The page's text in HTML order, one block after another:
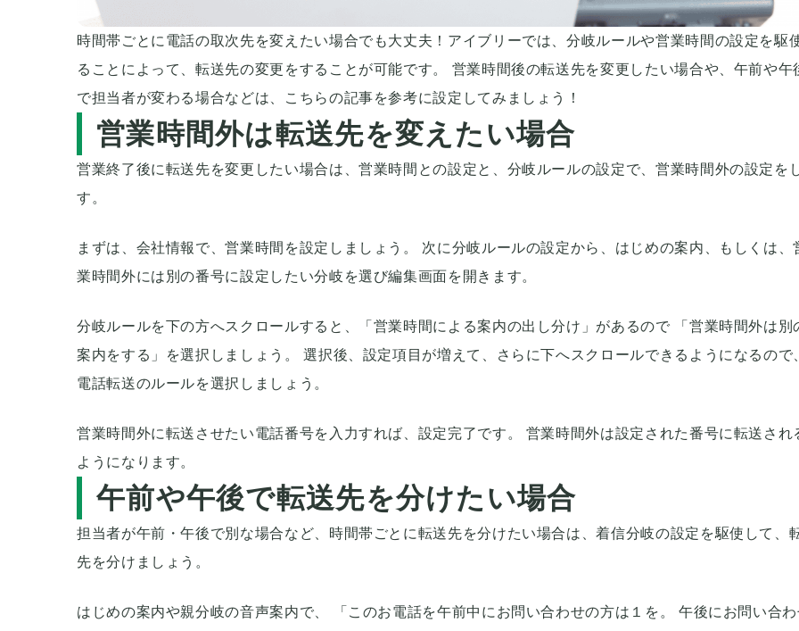
時間帯ごとに電話の取次先を変えたい場合でも大丈夫！アイブリーでは、分岐ルールや営業時間の設定を駆
ることによって、転送先の変更をすることが可能です。 営業時間後の転送先を変更したい場合や、午前や午
で担当者が変わる場合などは、こちらの記事を参考に設定してみましょう！
営業時間外は転送先を変えたい場合
営業終了後に転送先を変更したい場合は、営業時間との設定と、分岐ルールの設定で、営業時間外の設定を
す。
まずは、会社情報で、営業時間を設定しましょう。 次に分岐ルールの設定から、はじめの案内、もしくは、
業時間外には別の番号に設定したい分岐を選び編集画面を開きます。
分岐ルールを下の方へスクロールすると、「営業時間による案内の出し分け」があるので 「営業時間外は別
案内をする」を選択しましょう。 選択後、設定項目が増えて、さらに下へスクロールできるようになるので
電話転送のルールを選択しましょう。
営業時間外に転送させたい電話番号を入力すれば、設定完了です。 営業時間外は設定された番号に転送され
ようになります。
午前や午後で転送先を分けたい場合
担当者が午前・午後で別な場合など、時間帯ごとに転送先を分けたい場合は、着信分岐の設定を駆使して、
先を分けましょう。
はじめの案内や親分岐の音声案内で、 「このお電話を午前中にお問い合わせの方は１を。 午後にお問い合